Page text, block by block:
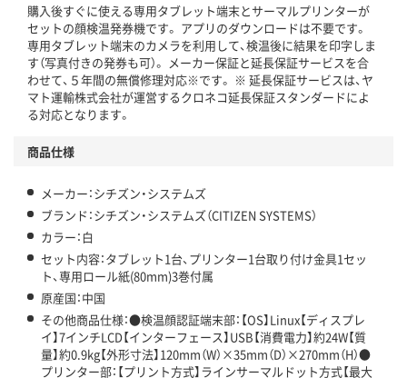
購入後すぐに使える専用タブレット端末とサーマルプリンターが
セットの顔検温発券機です。 アプリのダウンロードは不要です。
専用タブレット端末のカメラを利用して、検温後に結果を印字しま
す（写真付きの発券も可）。 メーカー保証と延長保証サービスを合
わせて、５年間の無償修理対応※です。 ※ 延長保証サービスは、ヤ
マト運輸株式会社が運営するクロネコ延長保証スタンダードによ
る対応となります。
商品仕様
メーカー：シチズン・システムズ
ブランド：シチズン・システムズ（CITIZEN SYSTEMS）
カラー：白
セット内容：タブレット1台、プリンター1台取り付け金具1セッ
ト、専用ロール紙(80mm)3巻付属
原産国：中国
その他商品仕様：●検温顔認証端末部：【OS】Linux【ディスプレ
イ】7インチLCD【インターフェース】USB【消費電力】約24W【質
量】約0.9kg【外形寸法】120mm（W）×35mm（D）×270mm（H）●
プリンター部：【プリント方式】ラインサーマルドット方式【最大